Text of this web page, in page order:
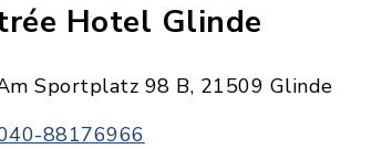
Hotel Glinde
Sportplatz 98 B, 21509 Glinde
88176966